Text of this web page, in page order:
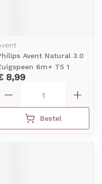
Avent Natural 3.0
6m+ T5 1
8,99
Bestel